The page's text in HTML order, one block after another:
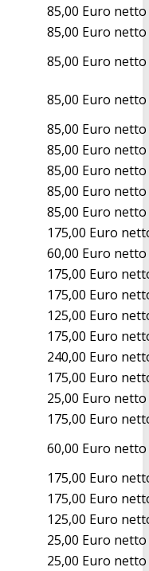
85,00 Euro netto
85,00 Euro netto
85,00 Euro netto
85,00 Euro netto
85,00 Euro netto
85,00 Euro netto
85,00 Euro netto
85,00 Euro netto
85,00 Euro netto
175,00 Euro
60,00 Euro netto
175,00 Euro
175,00 Euro
125,00 Euro
175,00 Euro
240,00 Euro
175,00 Euro
25,00 Euro netto
175,00 Euro
60,00 Euro netto
175,00 Euro
175,00 Euro
125,00 Euro
25,00 Euro netto
25,00 Euro netto